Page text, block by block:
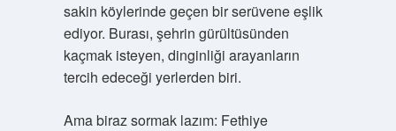
sakin köylerinde geçen bir serüvene eşlik
ediyor. Burası, şehrin gürültüsünden
kaçmak isteyen, dinginliği arayanların
tercih edeceği yerlerden biri.
Ama biraz sormak lazım: Fethiye